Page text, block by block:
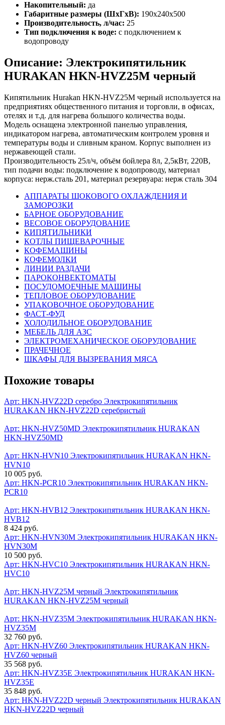
Накопительный: да
Габаритные размеры (ШхГхВ): 190x240x500
Производительность, л/час: 25
Тип подключения к воде: с подключением к
водопроводу
Описание: Электрокипятильник
HURAKAN HKN-HVZ25M черный
Кипятильник Hurakan HKN-HVZ25M черный используется на
предприятиях общественного питания и торговли, в офисах,
отелях и т.д. для нагрева большого количества воды.
Модель оснащена электронной панелью управления,
индикатором нагрева, автоматическим контролем уровня и
температуры воды и сливным краном. Корпус выполнен из
нержавеющей стали.
Производительность 25л/ч, объём бойлера 8л, 2,5кВт, 220В,
тип подачи воды: подключение к водопроводу, материал
корпуса: нерж.сталь 201, материал резервуара: нерж сталь 304
АППАРАТЫ ШОКОВОГО ОХЛАЖДЕНИЯ И
ЗАМОРОЗКИ
БАРНОЕ ОБОРУДОВАНИЕ
ВЕСОВОЕ ОБОРУДОВАНИЕ
КИПЯТИЛЬНИКИ
КОТЛЫ ПИЩЕВАРОЧНЫЕ
КОФЕМАШИНЫ
КОФЕМОЛКИ
ЛИНИИ РАЗДАЧИ
ПАРОКОНВЕКТОМАТЫ
ПОСУДОМОЕЧНЫЕ МАШИНЫ
ТЕПЛОВОЕ ОБОРУДОВАНИЕ
УПАКОВОЧНОЕ ОБОРУДОВАНИЕ
ФАСТ-ФУД
ХОЛОДИЛЬНОЕ ОБОРУДОВАНИЕ
МЕБЕЛЬ ДЛЯ АЗС
ЭЛЕКТРОМЕХАНИЧЕСКОЕ ОБОРУДОВАНИЕ
ПРАЧЕЧНОЕ
ШКАФЫ ДЛЯ ВЫЗРЕВАНИЯ МЯСА
Похожие товары
Арт: HKN-HVZ22D серебро Электрокипятильник
HURAKAN HKN-HVZ22D серебристый
Арт: HKN-HVZ50MD Электрокипятильник HURAKAN
HKN-HVZ50MD
Арт: HKN-HVN10 Электрокипятильник HURAKAN HKN-
HVN10
10 005 руб.
Арт: HKN-PCR10 Электрокипятильник HURAKAN HKN-
PCR10
Арт: HKN-HVB12 Электрокипятильник HURAKAN HKN-
HVB12
8 424 руб.
Арт: HKN-HVN30M Электрокипятильник HURAKAN HKN-
HVN30M
10 500 руб.
Арт: HKN-HVC10 Электрокипятильник HURAKAN HKN-
HVC10
Арт: HKN-HVZ25M черный Электрокипятильник
HURAKAN HKN-HVZ25M черный
Арт: HKN-HVZ35M Электрокипятильник HURAKAN HKN-
HVZ35M
32 760 руб.
Арт: HKN-HVZ60 Электрокипятильник HURAKAN HKN-
HVZ60 черный
35 568 руб.
Арт: HKN-HVZ35E Электрокипятильник HURAKAN HKN-
HVZ35E
35 848 руб.
Арт: HKN-HVZ22D черный Электрокипятильник HURAKAN
HKN-HVZ22D черный